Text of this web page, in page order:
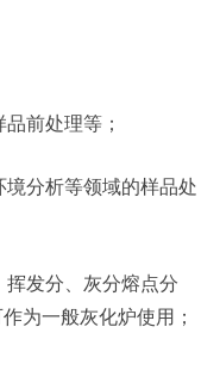
前处理等；
分析等领域的样品处
发分、灰分熔点分
为一般灰化炉使用；